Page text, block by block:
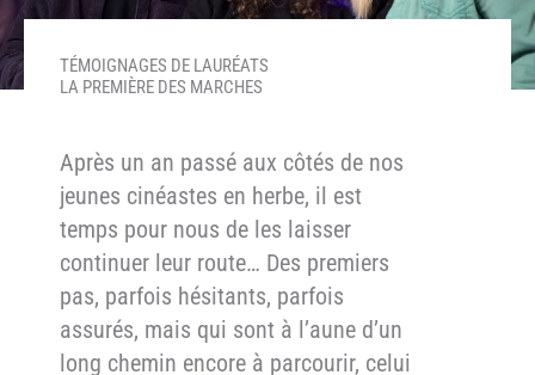
TÉMOIGNAGES DE LAURÉATS
LA PREMIÈRE DES MARCHES
Après un an passé aux côtés de nos
jeunes cinéastes en herbe, il est
temps pour nous de les laisser
continuer leur route… Des premiers
pas, parfois hésitants, parfois
assurés, mais qui sont à l’aune d’un
long chemin encore à parcourir, celui